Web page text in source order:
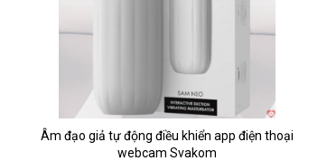
Âm đạo giả tự động điều khiển app điện thoại
webcam Svakom